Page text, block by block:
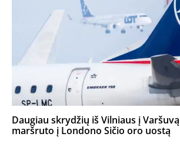
Daugiau skrydžių iš Vilniaus į
maršruto į Londono Sičio oro uostą